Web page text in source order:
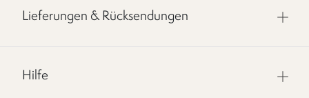
Lieferungen & Rücksendungen
Hilfe